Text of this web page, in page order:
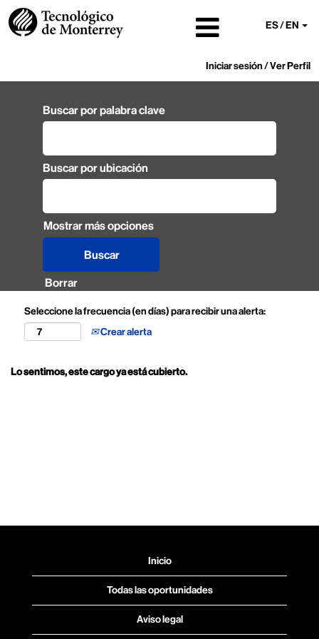
ES / EN
Iniciar sesión / Ver Perfil
Buscar por palabra clave
Buscar por ubicación
Mostrar más opciones
Borrar
Seleccione la frecuencia (en días) para recibir una alerta:
Crear alerta
Lo sentimos, este cargo ya está cubierto.
Inicio
Todas las oportunidades
Aviso legal